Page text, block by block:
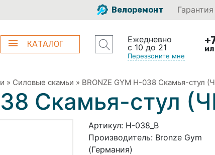
Велоремонт Гарантия
КАТАЛОГ
Ежедневно
с 10 до 21
Перезвоните мне
» Силовые скамьи » BRONZE GYM H-038 Скамья-стул
Скамья-стул
Артикул: H-038_B
Производитель: Bronze Gym
(Германия)